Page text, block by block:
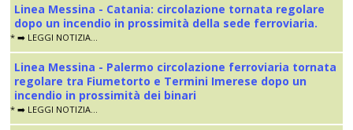
Linea Messina - Catania: circolazione tornata regolare
dopo un incendio in prossimità della sede ferroviaria.
* ➡️ LEGGI NOTIZIA...
Linea Messina - Palermo circolazione ferroviaria tornata
regolare tra Fiumetorto e Termini Imerese dopo un
incendio in prossimità dei binari
* ➡️ LEGGI NOTIZIA...